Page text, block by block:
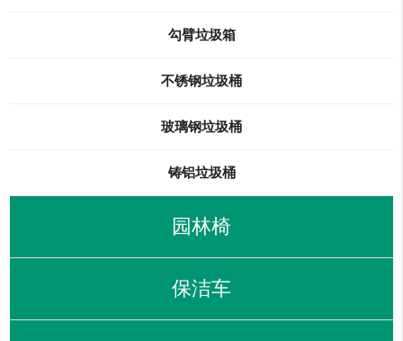
勾臂垃圾箱
不锈钢垃圾桶
玻璃钢垃圾桶
铸铝垃圾桶
园林椅
保洁车